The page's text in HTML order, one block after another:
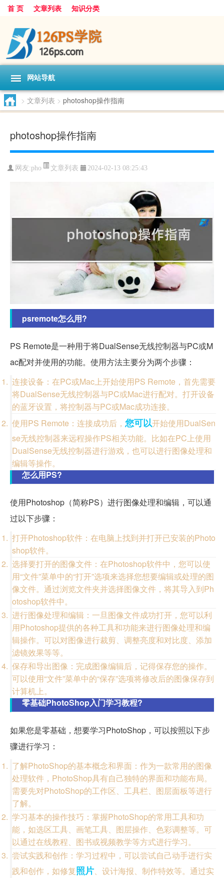
首 页 文章列表 知识分类
网站导航
> 文章列表 > photoshop操作指南
photoshop操作指南
网友:pho 文章列表 2024-02-13 08:25:43
psremote怎么用?
PS Remote是一种用于将DualSense无线控制器与PC或M
ac配对并使用的功能。使用方法主要分为两个步骤：
连接设备：在PC或Mac上开始使用PS Remote，首先需要
将DualSense无线控制器与PC或Mac进行配对。打开设备
的蓝牙设置，将控制器与PC或Mac成功连接。
使用PS Remote：连接成功后， 您可以开始使用DualSen
se无线控制器来远程操作PS相关功能。比如在PC上使用
DualSense无线控制器进行游戏，也可以进行图像处理和
编辑等操作。
怎么用PS?
使用Photoshop（简称PS）进行图像处理和编辑，可以通
过以下步骤：
打开Photoshop软件：在电脑上找到并打开已安装的Photo
shop软件。
选择要打开的图像文件：在Photoshop软件中，您可以使
用“文件”菜单中的“打开”选项来选择您想要编辑或处理的图
像文件。通过浏览文件夹并选择图像文件，将其导入到Ph
otoshop软件中。
进行图像处理和编辑：一旦图像文件成功打开，您可以利
用Photoshop提供的各种工具和功能来进行图像处理和编
辑操作。可以对图像进行裁剪、调整亮度和对比度、添加
滤镜效果等等。
保存和导出图像：完成图像编辑后，记得保存您的操作。
可以使用“文件”菜单中的“保存”选项将修改后的图像保存到
计算机上。
零基础PhotoShop入门学习教程?
如果您是零基础，想要学习PhotoShop，可以按照以下步
骤进行学习：
了解PhotoShop的基本概念和界面：作为一款常用的图像
处理软件，PhotoShop具有自己独特的界面和功能布局。
需要先对PhotoShop的工作区、工具栏、图层面板等进行
了解。
学习基本的操作技巧：掌握PhotoShop的常用工具和功
能，如选区工具、画笔工具、图层操作、色彩调整等。可
以通过在线教程、图书或视频教学等方式进行学习。
尝试实践和创作：学习过程中，可以尝试自己动手进行实
践和创作，如修复照片、设计海报、制作特效等。通过实